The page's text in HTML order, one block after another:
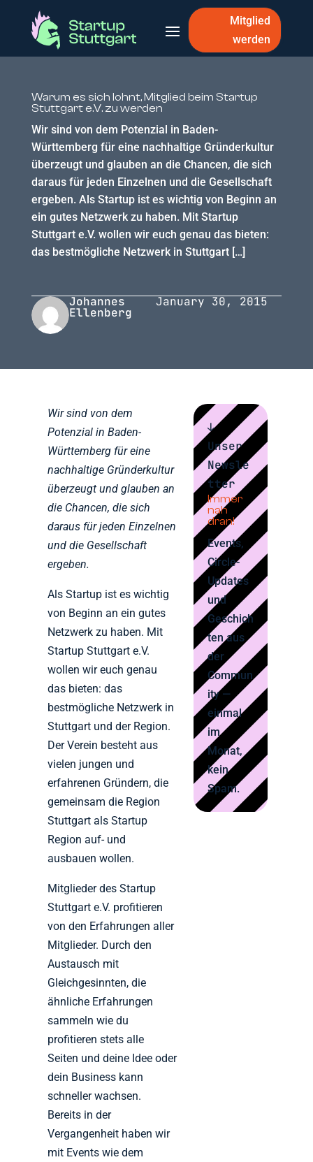
Mitglied
werden
Warum es sich lohnt, Mitglied beim Startup
Stuttgart e.V. zu werden
Wir sind von dem Potenzial in Baden-
Württemberg für eine nachhaltige Gründerkultur
überzeugt und glauben an die Chancen, die sich
daraus für jeden Einzelnen und die Gesellschaft
ergeben. Als Startup ist es wichtig von Beginn an
ein gutes Netzwerk zu haben. Mit Startup
Stuttgart e.V. wollen wir euch genau das bieten:
das bestmögliche Netzwerk in Stuttgart […]
Johannes
Ellenberg
January 30, 2015
Wir sind von dem
Potenzial in Baden-
Württemberg für eine
nachhaltige Gründerkultur
überzeugt und glauben an
die Chancen, die sich
daraus für jeden Einzelnen
und die Gesellschaft
ergeben.
Als Startup ist es wichtig
von Beginn an ein gutes
Netzwerk zu haben. Mit
Startup Stuttgart e.V.
wollen wir euch genau
das bieten: das
bestmögliche Netzwerk in
Stuttgart und der Region.
Der Verein besteht aus
vielen jungen und
erfahrenen Gründern, die
gemeinsam die Region
Stuttgart als Startup
Region auf- und
ausbauen wollen.
Mitglieder des Startup
Stuttgart e.V. profitieren
von den Erfahrungen aller
Mitglieder. Durch den
Austausch mit
Gleichgesinnten, die
ähnliche Erfahrungen
sammeln wie du
profitieren stets alle
Seiten und deine Idee oder
dein Business kann
schneller wachsen.
Bereits in der
Vergangenheit haben wir
mit Events wie dem
↓
Unser
Newsle
tter
Immer
nah
dran!
Events,
Circle-
Updates
und
Geschich
ten aus
der
Commun
ity —
einmal
im
Monat,
kein
Spam.